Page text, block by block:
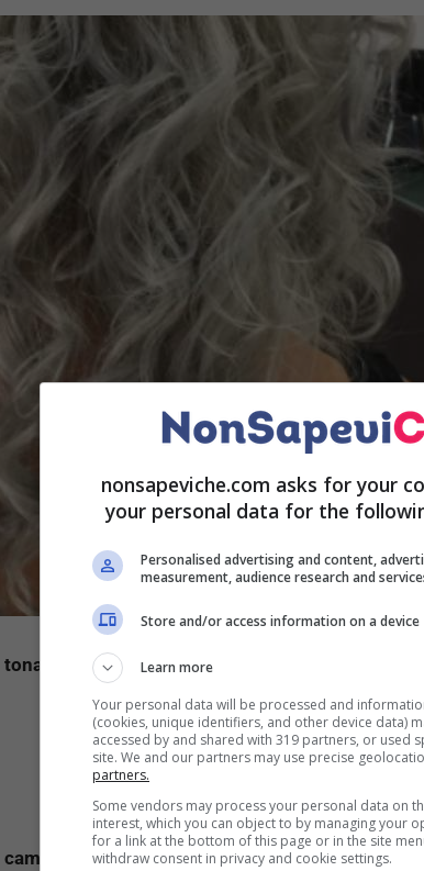
tonalità è necessariovalutare
cambiamentopotrebbe richiedere unminimodi
nonsapeviche.com asks for your
your personal data for the
Personalised advertising and content,
measurement, audience research and
Store and/or access information on a device
Learn more
Your personal data will be processed and
(cookies, unique identifiers, and other device data)
accessed by and shared with 319 partners, or used
site. We and our partners may use precise
partners.
Some vendors may process your personal data on
interest, which you can object to by managing your
for a link at the bottom of this page or in the site
withdraw consent in privacy and cookie settings.